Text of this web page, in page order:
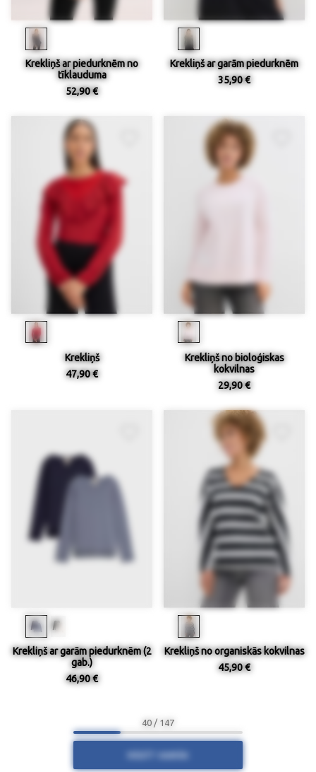
Krekliņš ar piedurknēm no
tīklauduma
52,90 €
Krekliņš ar garām piedurknēm
35,90 €
Krekliņš
47,90 €
Krekliņš no bioloģiskas
kokvilnas
29,90 €
Krekliņš ar garām piedurknēm (2
gab.)
46,90 €
Krekliņš no organiskās kokvilnas
45,90 €
40 / 147